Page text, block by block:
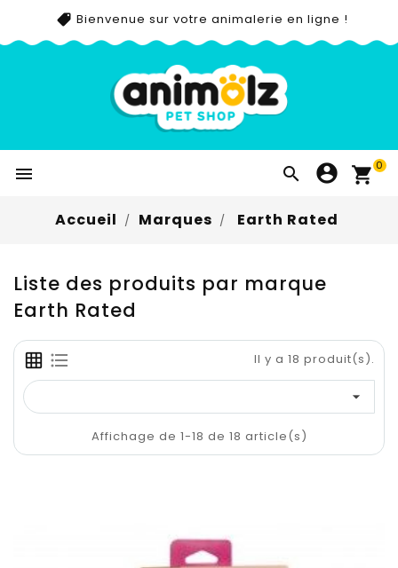
Bienvenue sur votre animalerie en ligne !
  0
Accueil Marques Earth Rated
Liste des produits par marque
Earth Rated
Il y a 18 produit(s).

Affichage de 1-18 de 18 article(s)